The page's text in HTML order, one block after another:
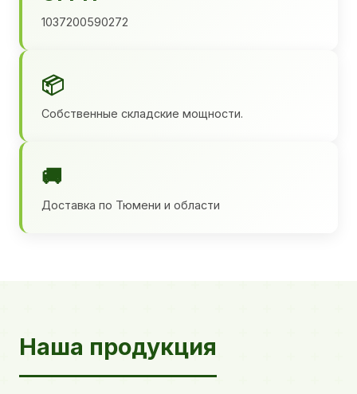
1037200590272
📦
Собственные складские мощности.
🚚
Доставка по Тюмени и области
Наша продукция